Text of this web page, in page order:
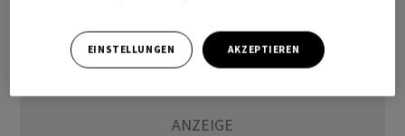
EINSTELLUNGEN AKZEPTIEREN